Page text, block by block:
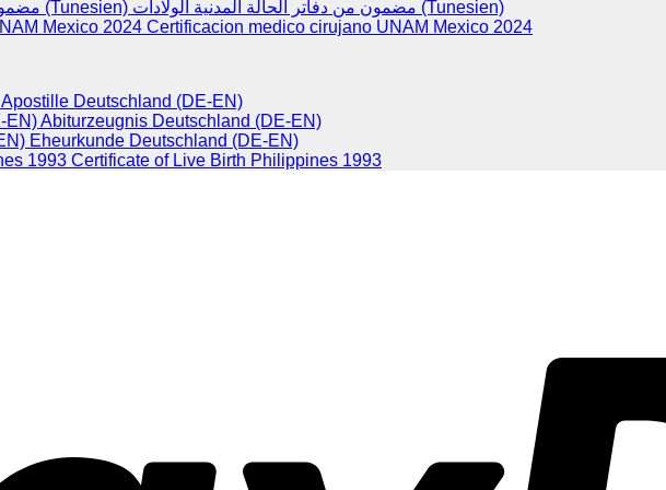
مضمون من دفاتر الحالة المدنية الولادات (Tunesien)
Certificacion medico cirujano UNAM Mexico 2024
Apostille Deutschland (DE-EN)
Abiturzeugnis Deutschland (DE-EN)
Eheurkunde Deutschland (DE-EN)
Certificate of Live Birth Philippines 1993